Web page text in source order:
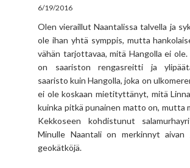
6/19/2016
Olen vieraillut Naantalissa talvella ja
ole ihan yhtä symppis, mutta
vähän tarjottavaa, mitä Hangolla ei
on saariston rengasreitti ja
saaristo kuin Hangolla, joka on
ei ole koskaan mietityttänyt, mitä
kuinka pitkä punainen matto on, mutta
Kekkoseen kohdistunut
Minulle Naantali on merkinnyt aivan
geokätköjä.